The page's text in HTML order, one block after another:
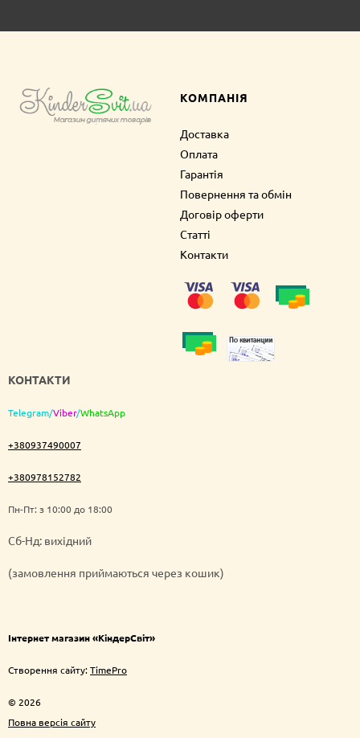
КОМПАНІЯ
Доставка
Оплата
Гарантія
Повернення та обмін
Договір оферти
Статті
Контакти
КОНТАКТИ
Telegram/Viber/WhatsApp
+380937490007
+380978152782
Пн-Пт: з 10:00 до 18:00
Cб-Нд: вихідний
(замовлення приймаються через кошик)
Інтернет магазин «КіндерСвіт»
Створення сайту:TimePro
© 2026
Повна версія сайту